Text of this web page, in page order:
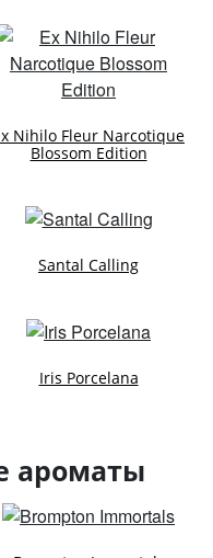
Nihilo Fleur Narcotique
Blossom Edition
Santal Calling
Iris Porcelana
ароматы